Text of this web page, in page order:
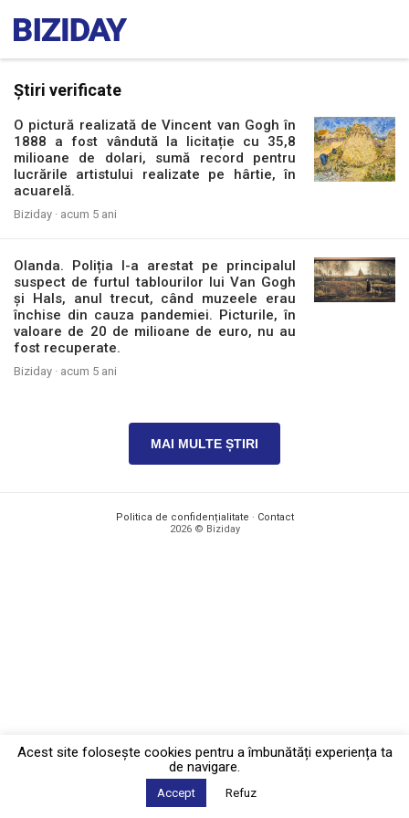
Știri verificate
O pictură realizată de Vincent van Gogh în
1888 a fost vândută la licitație cu 35,8
milioane de dolari, sumă record pentru
lucrările artistului realizate pe hârtie, în
acuarelă.
Biziday · acum 5 ani
Olanda. Poliția l-a arestat pe principalul
suspect de furtul tablourilor lui Van Gogh
și Hals, anul trecut, când muzeele erau
închise din cauza pandemiei. Picturile, în
valoare de 20 de milioane de euro, nu au
fost recuperate.
Biziday · acum 5 ani
MAI MULTE ȘTIRI
Politica de confidențialitate · Contact
2026 © Biziday
Acest site foloseşte cookies pentru a îmbunătăți experiența ta
de navigare.
Accept Refuz